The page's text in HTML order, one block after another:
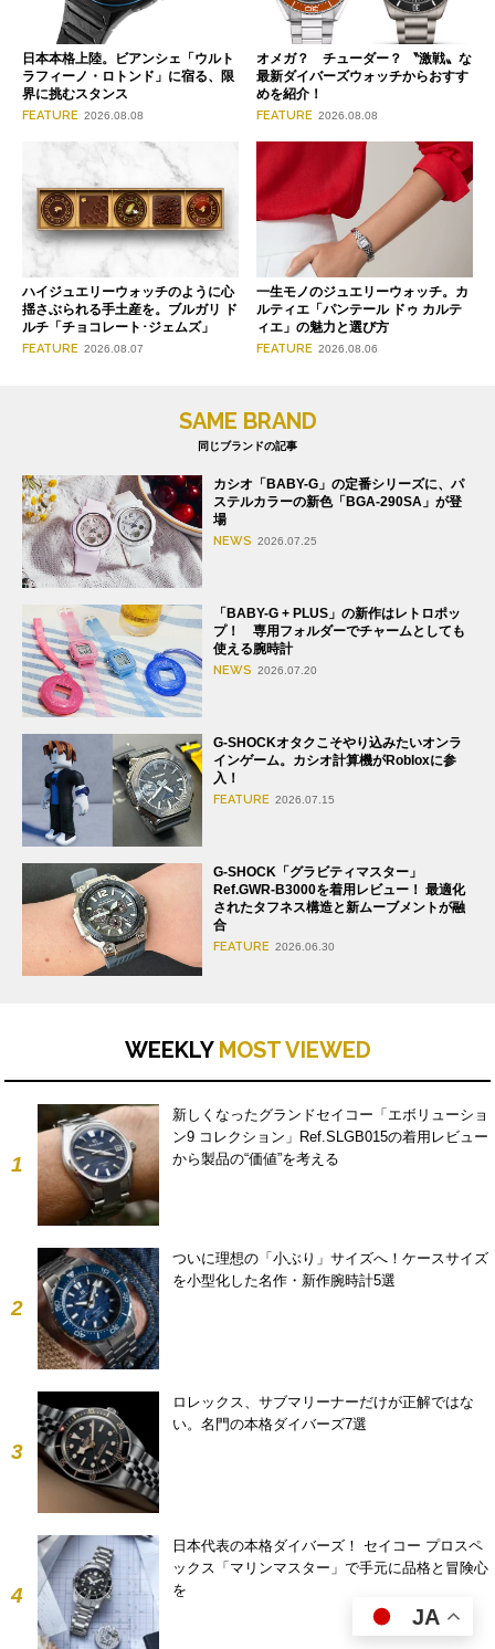
日本本格上陸。ビアンシェ「ウルト
ラフィーノ・ロトンド」に宿る、限
界に挑むスタンス
FEATURE 2026.08.08
オメガ？ チューダー？ 〝激戦〟な
最新ダイバーズウォッチからおすす
めを紹介！
FEATURE 2026.08.08
ハイジュエリーウォッチのように心
揺さぶられる手土産を。ブルガリ ド
ルチ「チョコレート･ジェムズ」
FEATURE 2026.08.07
一生モノのジュエリーウォッチ。カ
ルティエ「パンテール ドゥ カルテ
ィエ」の魅力と選び方
FEATURE 2026.08.06
SAME BRAND
同じブランドの記事
カシオ「BABY-G」の定番シリーズに、パ
ステルカラーの新色「BGA-290SA」が登
場
NEWS 2026.07.25
「BABY-G + PLUS」の新作はレトロポッ
プ！ 専用フォルダーでチャームとしても
使える腕時計
NEWS 2026.07.20
G-SHOCKオタクこそやり込みたいオンラ
インゲーム。カシオ計算機がRobloxに参
入！
FEATURE 2026.07.15
G-SHOCK「グラビティマスター」
Ref.GWR-B3000を着用レビュー！ 最適化
されたタフネス構造と新ムーブメントが融
合
FEATURE 2026.06.30
WEEKLY MOST VIEWED
1
新しくなったグランドセイコー「エボリューショ
ン9 コレクション」Ref.SLGB015の着用レビュー
から製品の“価値”を考える
2
ついに理想の「小ぶり」サイズへ！ケースサイズ
を小型化した名作・新作腕時計5選
3
ロレックス、サブマリーナーだけが正解ではな
い。名門の本格ダイバーズ7選
4
日本代表の本格ダイバーズ！ セイコー プロスペ
ックス「マリンマスター」で手元に品格と冒険心
を
JA